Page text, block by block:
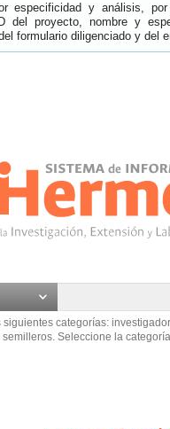
especificidad y análisis,
proyecto, nombre y
formulario diligenciado y del
categorías:
Seleccione la